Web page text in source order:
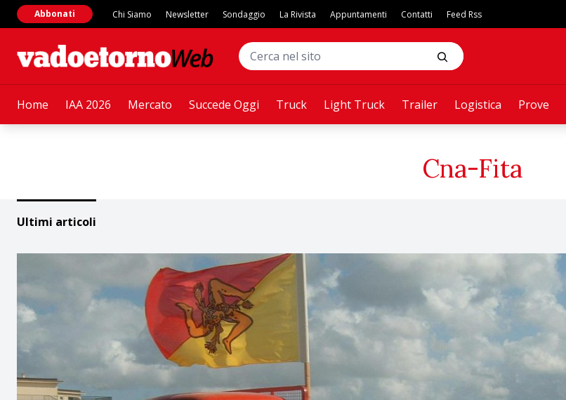
Home IAA 2026 Mercato Succede Oggi Truck Light Truck Trailer Logistica Prove
Abbonati Chi Siamo Newsletter Sondaggio La Rivista Appuntamenti Contatti Feed Rss
Cna-Fita
Ultimi articoli